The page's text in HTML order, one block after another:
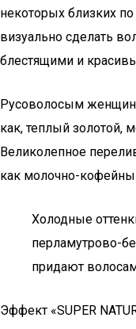
некоторых близких
визуально сделать
блестящими и
Русоволосым
как, теплый золотой,
Великолепное
как молочно-
Холодные
перламутрово-
придают
Эффект «SUPER